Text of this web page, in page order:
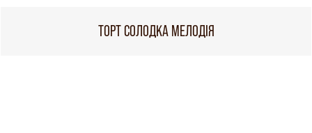
ТОРТ СОЛОДКА МЕЛОДІЯ